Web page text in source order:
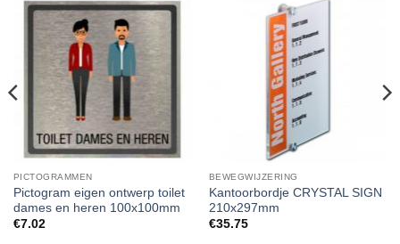
PICTOGRAMMEN
Pictogram eigen ontwerp toilet
dames en heren 100x100mm
€7.02
BEWEGWIJZERING
Kantoorbordje CRYSTAL SIGN
210x297mm
€35.75